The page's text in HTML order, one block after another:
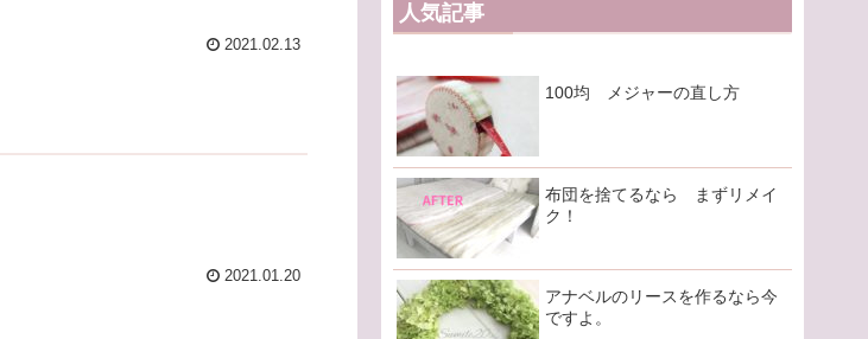
2021.02.13
2021.01.20
人気記事
100均 メジャーの直し方
布団を捨てるなら まずリメイ
ク！
アナベルのリースを作るなら今
ですよ。